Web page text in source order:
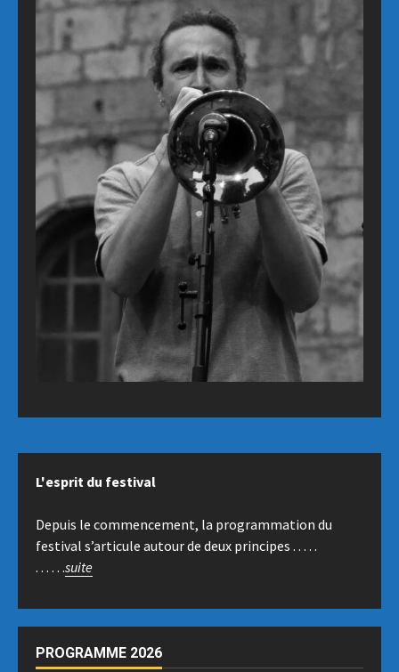
L'esprit du festival
Depuis le commencement, la programmation du
festival s’articule autour de deux principes . . . . .
. . . . . .suite
PROGRAMME 2026